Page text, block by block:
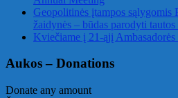
Geopolitinės įtampos sąlygomis
žaidynės – būdas parodyti
Kviečiame į 21-ąjį
Aukos – Donations
Donate any amount